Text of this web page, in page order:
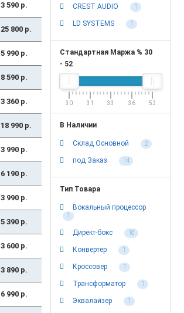
3 590 р.
25 800 р.
5 990 р.
8 590 р.
3 360 р.
18 990 р.
3 990 р.
6 190 р.
3 990 р.
5 390 р.
3 600 р.
3 890 р.
6 990 р.
CREST AUDIO 1
LD SYSTEMS 1
Стандартная Маржа % 30
- 52
30 31 33 36 52
В Наличии
Склад Основной 2
под Заказ 14
Тип Товара
Вокальный процессор
1
Директ-бокс 16
Конвертер 1
Кроссовер 1
Трансформатор 1
Эквалайзер 1